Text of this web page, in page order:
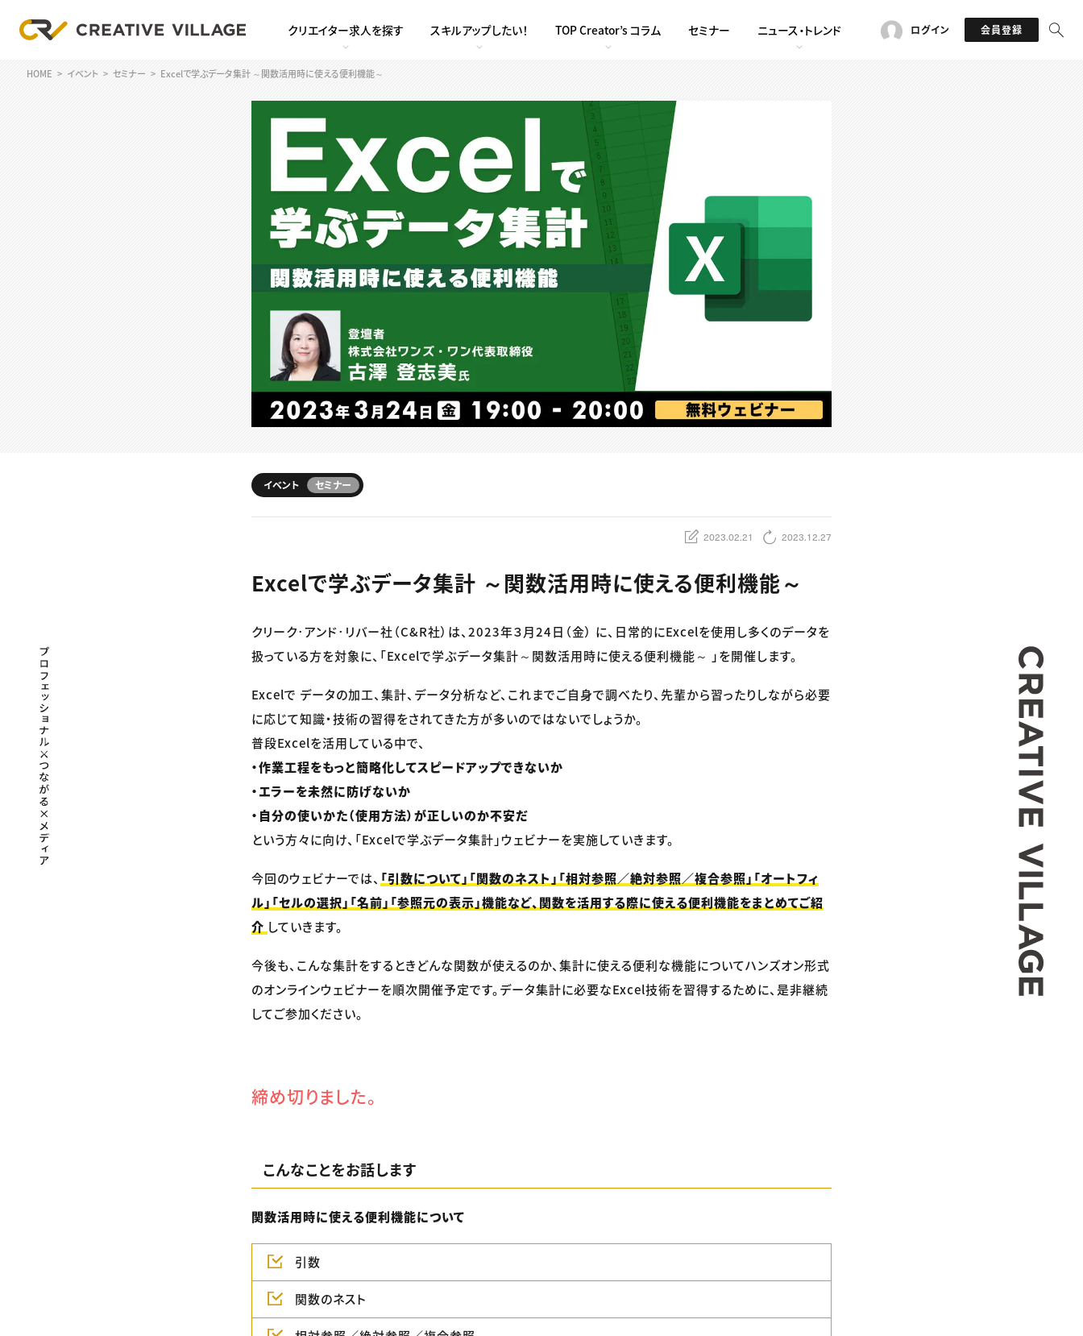
クリエイター求人を探す スキルアップしたい！ TOP Creator’s コラム セミナー ニュース・トレンド ログイン 会員登録
HOME イベント セミナー Excelで学ぶデータ集計 ～関数活用時に使える便利機能～
プロフェッショナル×つながる×メディア
イベント セミナー
2023.02.21 2023.12.27
Excelで学ぶデータ集計 ～関数活用時に使える便利機能～
クリーク･アンド･リバー社（C&R社）は、2023年３月24日（金） に、日常的にExcelを使用し多くのデータを
扱っている方を対象に、「Excelで学ぶデータ集計～関数活用時に使える便利機能～ 」を開催します。
Excelで データの加工、集計、データ分析など、これまでご自身で調べたり、先輩から習ったりしながら必要
に応じて知識・技術の習得をされてきた方が多いのではないでしょうか。
普段Excelを活用している中で、
・作業工程をもっと簡略化してスピードアップできないか
・エラーを未然に防げないか
・自分の使いかた（使用方法）が正しいのか不安だ
という方々に向け、「Excelで学ぶデータ集計」ウェビナーを実施していきます。
今回のウェビナーでは、 「引数について」「関数のネスト」「相対参照／絶対参照／複合参照」「オートフィ
ル」「セルの選択」「名前」「参照元の表示」機能など、関数を活用する際に使える便利機能をまとめてご紹
介 していきます。
今後も、こんな集計をするときどんな関数が使えるのか、集計に使える便利な機能についてハンズオン形式
のオンラインウェビナーを順次開催予定です。データ集計に必要なExcel技術を習得するために、是非継続
してご参加ください。
締め切りました。
こんなことをお話します
関数活用時に使える便利機能について
引数
関数のネスト